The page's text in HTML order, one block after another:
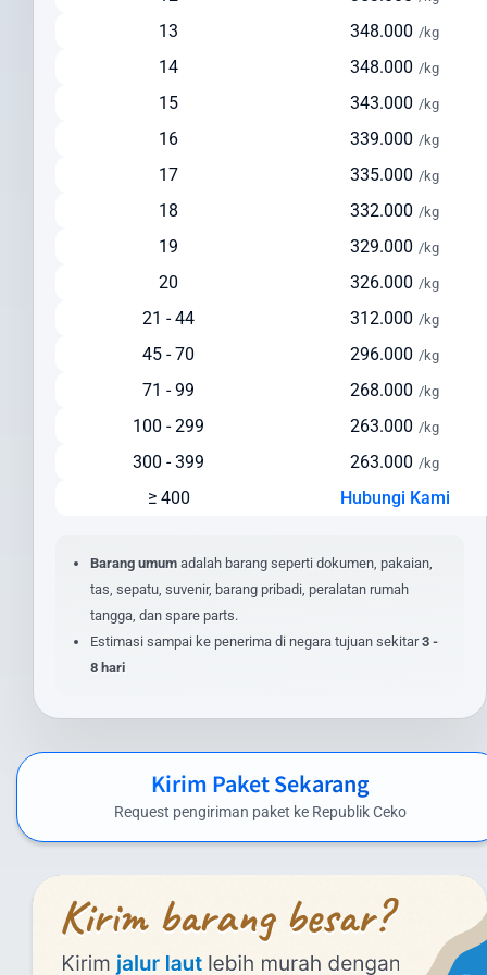
Solusi seimbang antara kecepatan dan biaya
Tersedia layanan pickup dari alamat pengirim
Pengiriman via Laut
Estimasi waktu pengiriman: 30-45 hari
Pilihan ekonomis untuk pengiriman dalam jumlah besar
Solusi hemat untuk pengiriman yang tidak terlalu mendesak
Cek Ongkir ke Republik Ceko Dengan Mudah
untuk mempersiapkan anggaran pengiriman Anda. Intrasia.id
menyediakan kalkulator tarif yang akurat dan transparan pada
Faktor yang memengaruhi biaya pengiriman ke Republik Ceko
Jenis layanan yang dipilih (express/standard)
Nilai barang dan asuransi (opsional)
Layanan tambahan yang dipilih
Untuk mendapatkan estimasi biaya yang akurat, masukkan detail
pengiriman Anda pada kalkulator biaya di website kami. Anda juga
dapat menghubungi tim layanan pelanggan kami untuk
penawaran khusus pengiriman dalam jumlah besar atau barang
Biaya Kirim Paket ke Republik Ceko yang
Intrasia.id menawarkan biaya kirim paket ke Republik Ceko yang
perkiraan tarif pengiriman paket dari Indonesia ke Republik Ceko
menggunakan layanan kami:
Layanan Udara (Express):
13 348.000 /kg
14 348.000 /kg
15 343.000 /kg
16 339.000 /kg
17 335.000 /kg
18 332.000 /kg
19 329.000 /kg
20 326.000 /kg
21 - 44 312.000 /kg
45 - 70 296.000 /kg
71 - 99 268.000 /kg
100 - 299 263.000 /kg
300 - 399 263.000 /kg
≥ 400 Hubungi Kami
Barang umum adalah barang seperti dokumen, pakaian,
tas, sepatu, suvenir, barang pribadi, peralatan rumah
tangga, dan spare parts.
Estimasi sampai ke penerima di negara tujuan sekitar3 -
8 hari
Kirim Paket Sekarang
Request pengiriman paket ke Republik Ceko